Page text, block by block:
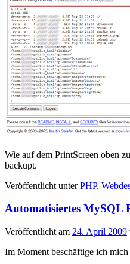
Wie auf dem PrintScreen oben
backupt.
Veröffentlicht unter PHP,
Automatisiertes MySQL
Veröffentlicht am 24. April 2009
Im Moment beschäftige ich